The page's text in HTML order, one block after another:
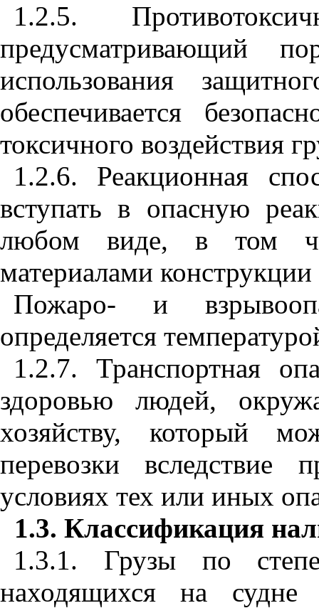
1.2.5.
предусматривающий
использования
обеспечивается
токсичного воздействия
1.2.6. Реакционная
вступать в опасную
любом виде, в том
материалами конструкции
Пожаро- и
определяется
1.2.7. Транспортная
здоровью людей,
хозяйству, который
перевозки вследствие
условиях тех или иных
1.3. Классификация
1.3.1. Грузы по
находящихся на судне